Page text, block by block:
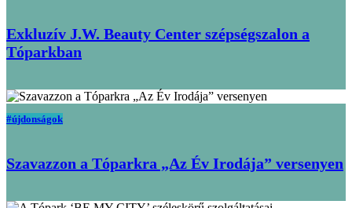
Exkluzív J.W. Beauty Center szépségszalon a
Tóparkban
#újdonságok
Szavazzon a Tóparkra „Az Év Irodája” versenyen